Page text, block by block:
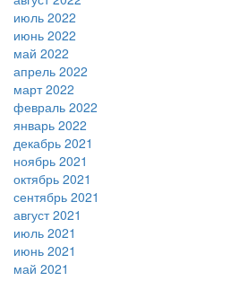
июль 2022
июнь 2022
май 2022
апрель 2022
март 2022
февраль 2022
январь 2022
декабрь 2021
ноябрь 2021
октябрь 2021
сентябрь 2021
август 2021
июль 2021
июнь 2021
май 2021